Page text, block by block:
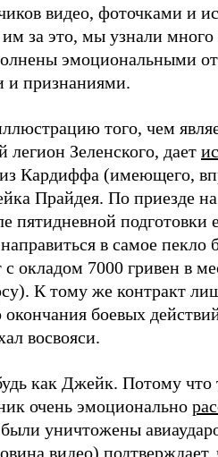
видео, фоточками и
за это, мы узнали много
эмоциональными
и признаниями.
того, чем
Зеленского, дает
Кардиффа (имеющего,
Прайдея. По приезде
пятидневной подготовки
в самое пекло
с окладом 7000 гривен в
К тому же контракт
боевых
восвояси.
как Джейк. Потому что
очень эмоционально
были уничтожены
видео)